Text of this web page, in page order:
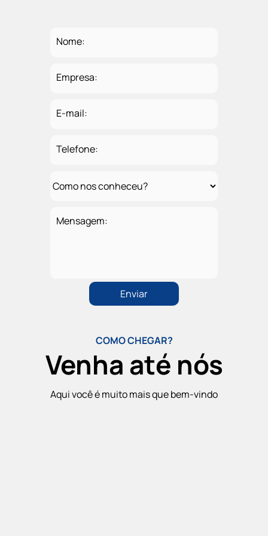
Nome:
Empresa:
E-mail:
Telefone:
Mensagem:
COMO CHEGAR?
Venha até nós
Aqui você é muito mais que bem-vindo